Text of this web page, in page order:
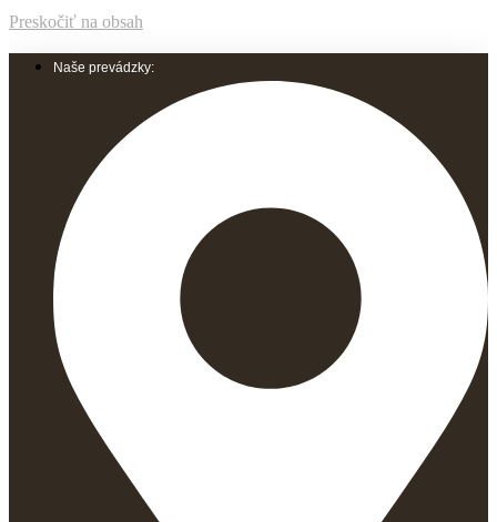
Preskočiť na obsah
Naše prevádzky: